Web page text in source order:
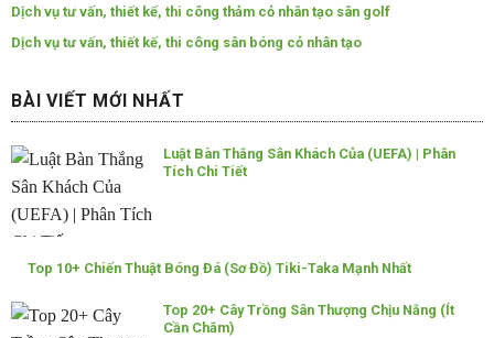
Dịch vụ tư vấn, thiết kế, thi công thảm cỏ nhân tạo sân golf
Dịch vụ tư vấn, thiết kế, thi công sân bóng cỏ nhân tạo
BÀI VIẾT MỚI NHẤT
Luật Bàn Thắng Sân Khách Của (UEFA) | Phân
Tích Chi Tiết
Top 10+ Chiến Thuật Bóng Đá (Sơ Đồ) Tiki-Taka Mạnh Nhất
Top 20+ Cây Trồng Sân Thượng Chịu Nắng (Ít
Cần Chăm)